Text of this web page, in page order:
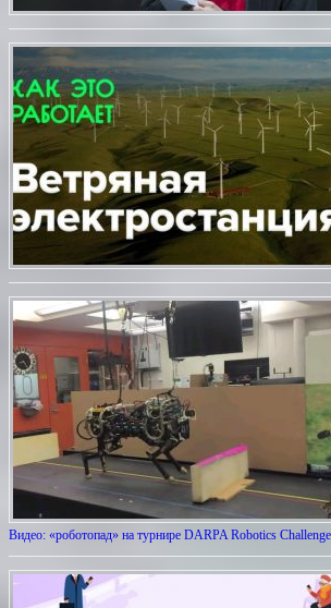
Видео: «роботопад» на турнире DARPA Robotics